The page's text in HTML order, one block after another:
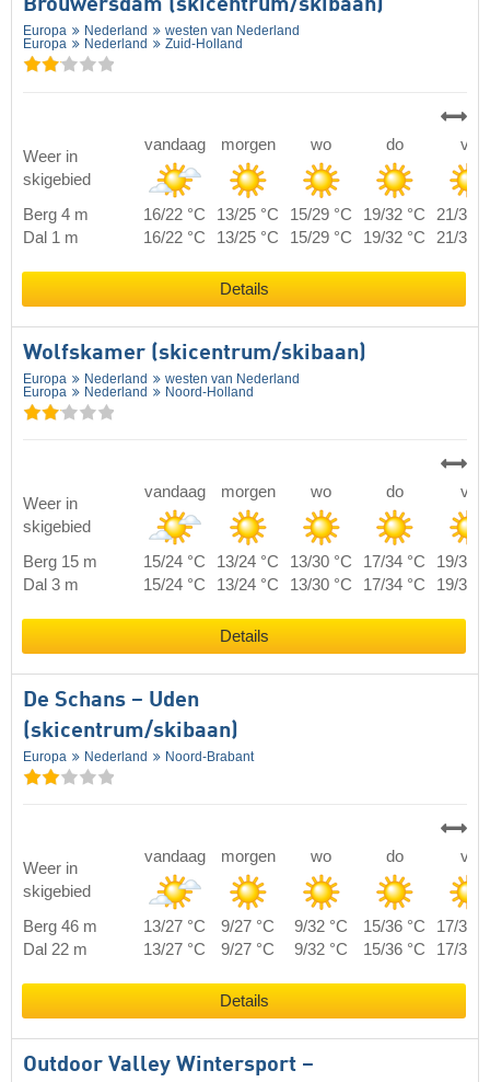
Brouwersdam (skicentrum/skibaan)
Europa Nederland
westen van Nederland
Europa
Nederland Zuid-Holland
Weer in
skigebied
vandaag morgen wo do vr
Berg 4 m 16/22 °C 13/25 °C 15/29 °C 19/32 °C
21/34
Dal 1 m
16/22 °C 13/25 °C 15/29 °C 19/32 °C 21/34
Details
Wolfskamer (skicentrum/skibaan)
Europa Nederland
westen van Nederland
Europa
Nederland Noord-Holland
Weer in
skigebied
vandaag morgen wo do vr
Berg 15 m 15/24 °C 13/24 °C 13/30 °C 17/34 °C
19/37
Dal 3 m
15/24 °C 13/24 °C 13/30 °C 17/34 °C 19/37
Details
De Schans – Uden
(skicentrum/skibaan)
Europa Nederland Noord-Brabant
Weer in
skigebied
vandaag morgen wo do vr
Berg 46 m 13/27 °C 9/27 °C 9/32 °C 15/36 °C
17/39
Dal 22 m
13/27 °C 9/27 °C 9/32 °C 15/36 °C 17/39
Details
Outdoor Valley Wintersport –